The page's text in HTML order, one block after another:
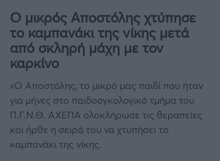
O μικρός Αποστόλης χτύπησε
το καμπανάκι της νίκης μετά
από σκληρή μάχη με τον
καρκίνο
«Ο Αποστόλης, το μικρό μας παιδί που ήταν
για μήνες στο παιδοογκολογικό τμήμα του
Π.Γ.Ν.Θ. ΑΧΕΠΑ ολοκλήρωσε τις θεραπείες
και ήρθε η σειρά του να χτυπήσει το
καμπανάκι της νίκης.